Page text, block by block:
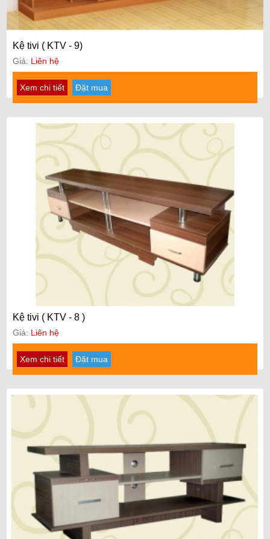
Kệ tivi ( KTV - 9)
Giá: Liên hệ
Xem chi tiết Đặt mua
Kệ tivi ( KTV - 8 )
Giá: Liên hệ
Xem chi tiết Đặt mua